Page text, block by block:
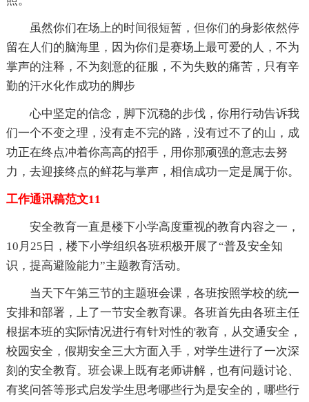
虽然你们在场上的时间很短暂，但你们的身影依然停
留在人们的脑海里，因为你们是赛场上最可爱的人，不为
掌声的注释，不为刻意的征服，不为失败的痛苦，只有辛
勤的汗水化作成功的脚步
心中坚定的信念，脚下沉稳的步伐，你用行动告诉我
们一个不变之理，没有走不完的路，没有过不了的山，成
功正在终点冲着你高高的招手，用你那顽强的意志去努
力，去迎接终点的鲜花与掌声，相信成功一定是属于你。
工作通讯稿范文11
安全教育一直是楼下小学高度重视的教育内容之一，
10月25日，楼下小学组织各班积极开展了“普及安全知
识，提高避险能力”主题教育活动。
当天下午第三节的主题班会课，各班按照学校的统一
安排和部署，上了一节安全教育课。各班首先由各班主任
根据本班的实际情况进行有针对性的'教育，从交通安全，
校园安全，假期安全三大方面入手，对学生进行了一次深
刻的安全教育。班会课上既有老师讲解，也有问题讨论、
有奖问答等形式启发学生思考哪些行为是安全的，哪些行